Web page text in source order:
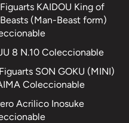
KAIDOU King of
(Man-Beast form)
8 N.10 Coleccionable
SON GOKU (MINI)
Coleccionable
Acrilico Inosuke